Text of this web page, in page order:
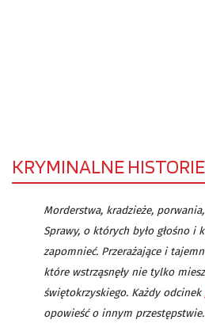
KRYMINALNE HISTORIE
Morderstwa, kradzieże,
Sprawy, o których było głośno i
zapomnieć. Przerażające i
które wstrząsnęły nie tylko
świętokrzyskiego. Każdy odcinek
opowieść o innym przestępstwie.